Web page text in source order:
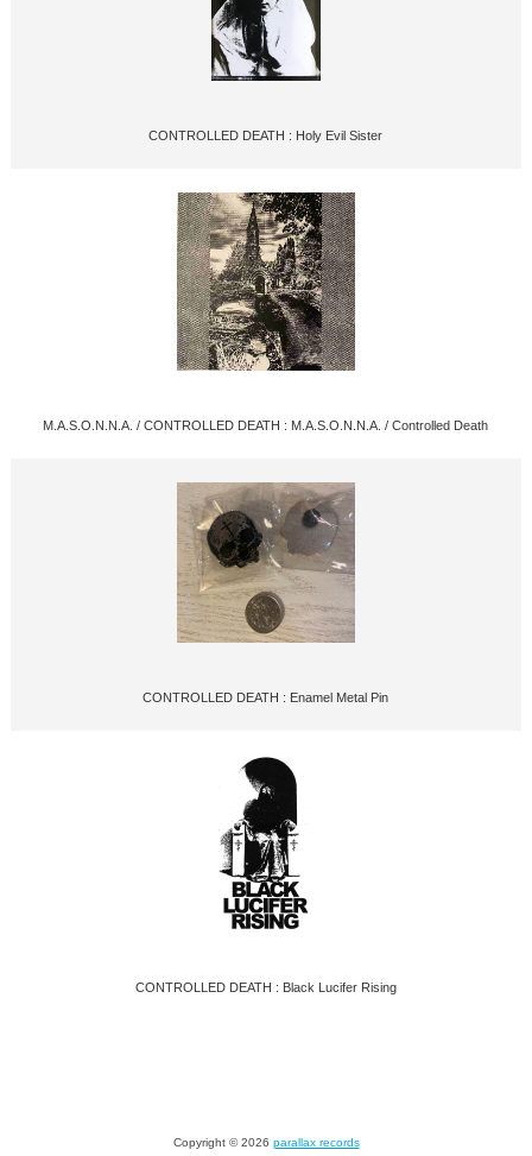
CONTROLLED DEATH : Holy Evil Sister
M.A.S.O.N.N.A. / CONTROLLED DEATH : M.A.S.O.N.N.A. / Controlled Death
CONTROLLED DEATH : Enamel Metal Pin
CONTROLLED DEATH : Black Lucifer Rising
Copyright © 2026 parallax records